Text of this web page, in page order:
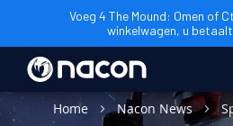
Voeg 4 The Mound: Omen of
winkelwagen, u
Home Nacon News